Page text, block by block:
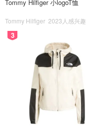
Tommy Hilfiger 小logoT恤
Tommy Hilfiger 2023人感兴趣
3